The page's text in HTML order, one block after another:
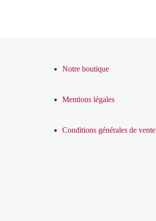
Notre boutique
Mentions légales
Conditions générales de vente